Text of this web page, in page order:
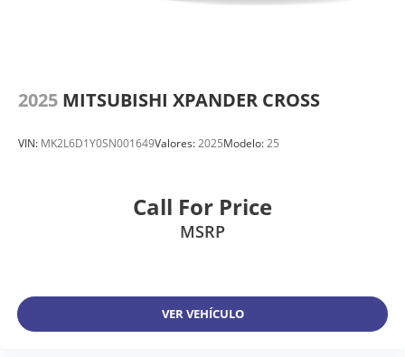
2025 MITSUBISHI XPANDER CROSS
VIN: MK2L6D1Y0SN001649Valores:2025Modelo:25
Call For Price
MSRP
VER VEHÍCULO